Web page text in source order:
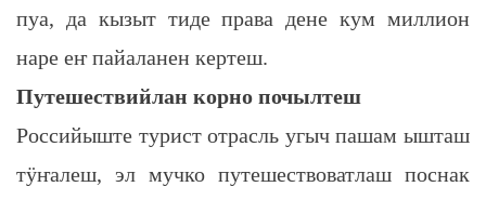
пуа, да кызыт тиде права дене кум миллион
наре еҥ пайаланен кертеш.
Путешествийлан корно почылтеш
Российыште турист отрасль угыч пашам ышташ
тӱҥалеш, эл мучко путешествоватлаш поснак